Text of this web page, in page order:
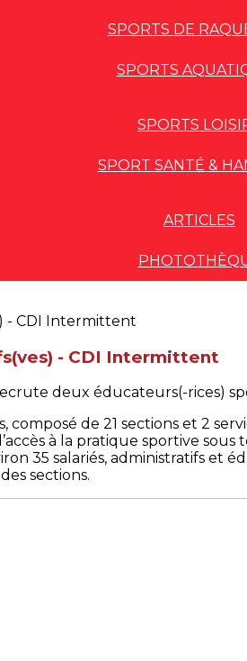
SPORTS DE
SPORTS
SPORTS
SPORT SANTÉ &
ARTICLES
- CDI Intermittent
deux éducateurs(-rices)
composé de 21 sections et 2
à la pratique sportive sous
35 salariés, administratifs et
sections.